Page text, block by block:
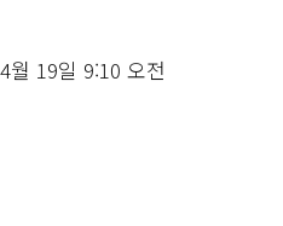
월 19일 9:10 오전